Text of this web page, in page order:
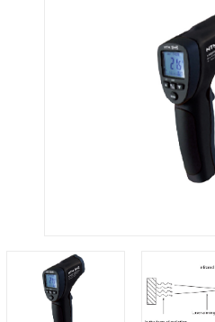
וגלגלי שיניים
וגלגלים